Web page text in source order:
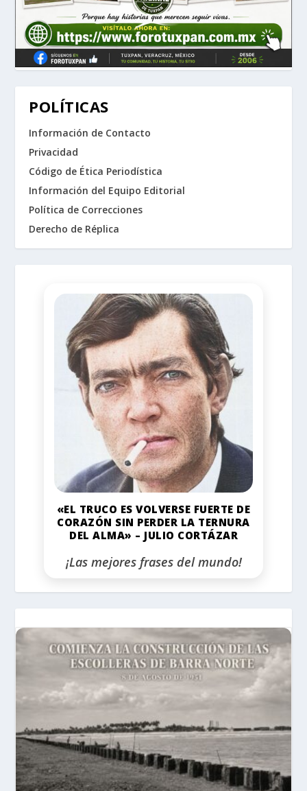
POLÍTICAS
Información de Contacto
Privacidad
Código de Ética Periodística
Información del Equipo Editorial
Política de Correcciones
Derecho de Réplica
«EL TRUCO ES VOLVERSE FUERTE DE
CORAZÓN SIN PERDER LA TERNURA
DEL ALMA» – JULIO CORTÁZAR
¡Las mejores frases del mundo!